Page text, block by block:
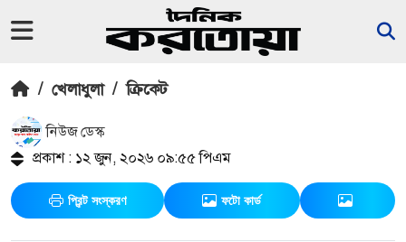
/ খেলাধুলা / ক্রিকেট
নিউজ ডেস্ক
প্রকাশ : ১২ জুন, ২০২৬ ০৯:৫৫ পিএম
প্রিন্ট সংস্করণ ফটো কার্ড